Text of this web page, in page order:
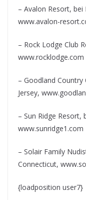
– Avalon Resort, bei
www.avalon-
– Rock Lodge Club
www.rocklodge.com
– Goodland
Jersey,
– Sun Ridge Resort,
www.sunridge1.com
– Solair Family
Connecticut,
{loadposition user7}